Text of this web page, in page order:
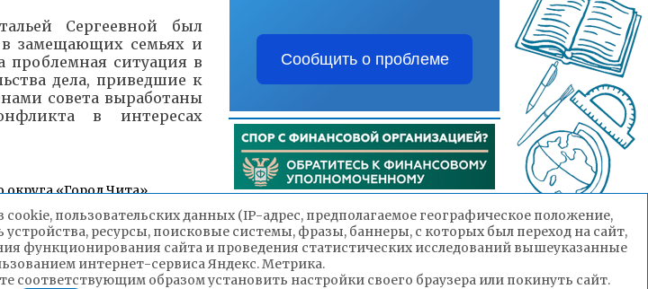
Сергеевной был
замещающих семьях и
проблемная ситуация в
дела, приведшие к
совета выработаны
в интересах
«Город Чита»
Сообщить о проблеме
пользовательских данных (IP-адрес, предполагаемое географическое положение,
ресурсы, поисковые системы, фразы, баннеры, с которых был переход на сайт,
функционирования сайта и проведения статистических исследований вышеуказанные
интернет-сервиса Яндекс. Метрика.
образом установить настройки своего браузера или покинуть сайт.